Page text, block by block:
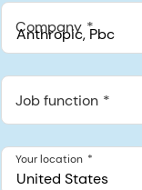
Company
Anthropic, PBC
548 Market St Pmb
Job function
United States
Your location